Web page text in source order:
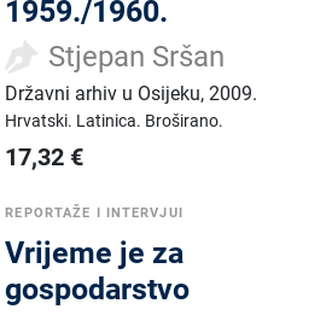
1959./1960.
Stjepan Sršan
Državni arhiv u Osijeku,2009.
Hrvatski. Latinica. Broširano.
17,32 €
REPORTAŽE I INTERVJUI
Vrijeme je za
gospodarstvo